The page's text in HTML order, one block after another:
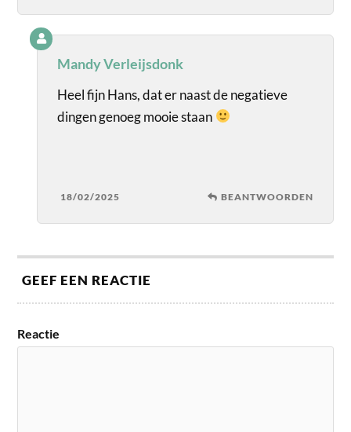
Mandy Verleijsdonk
Heel fijn Hans, dat er naast de negatieve
dingen genoeg mooie staan
18/02/2025 BEANTWOORDEN
GEEF EEN REACTIE
Reactie